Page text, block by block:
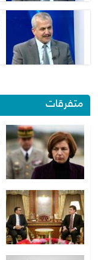
متفرقات